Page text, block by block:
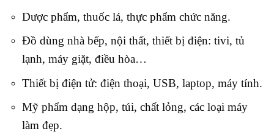
Dược phẩm, thuốc lá, thực phẩm chức năng.
Đồ dùng nhà bếp, nội thất, thiết bị điện: tivi, tủ
lạnh, máy giặt, điều hòa…
Thiết bị điện tử: điện thoại, USB, laptop, máy tính.
Mỹ phẩm dạng hộp, túi, chất lỏng, các loại máy
làm đẹp.